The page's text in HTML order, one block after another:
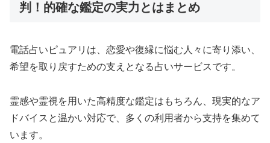
判！的確な鑑定の実力とはまとめ
電話占いピュアリは、恋愛や復縁に悩む人々に寄り添い、
希望を取り戻すための支えとなる占いサービスです。
霊感や霊視を用いた高精度な鑑定はもちろん、現実的なア
ドバイスと温かい対応で、多くの利用者から支持を集めて
います。